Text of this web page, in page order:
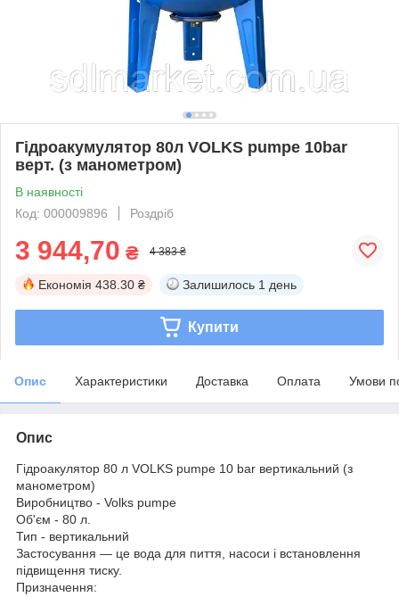
Гідроакумулятор 80л VOLKS pumpe 10bar
верт. (з манометром)
В наявності
Код: 000009896
Роздріб
3 944,70 ₴ 4 383 ₴
Економія 438.30 ₴ Залишилось 1 день
Купити
Опис Характеристики Доставка Оплата Умови
Опис
Гідроакулятор 80 л VOLKS pumpe 10 bar вертикальний (з
манометром)
Виробництво - Volks pumpe
Об'єм - 80 л.
Тип - вертикальний
Застосування — це вода для пиття, насоси і встановлення
підвищення тиску.
Призначення: